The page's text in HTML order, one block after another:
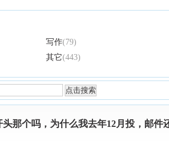
写作(79)
其它(443)
头那个吗，为什么我去年12月投，邮件